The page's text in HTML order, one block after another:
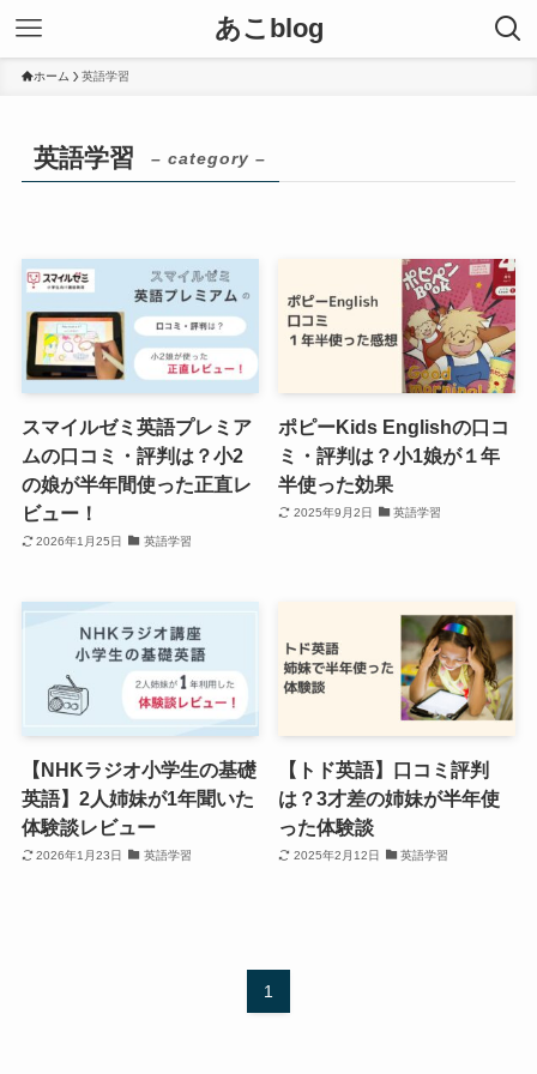
あこblog
ホーム 英語学習
英語学習 – category –
スマイルゼミ英語プレミア
ムの口コミ・評判は？小2
の娘が半年間使った正直レ
ビュー！
2026年1月25日 英語学習
ポピーKids Englishの口コ
ミ・評判は？小1娘が１年
半使った効果
2025年9月2日 英語学習
【NHKラジオ小学生の基礎
英語】2人姉妹が1年聞いた
体験談レビュー
2026年1月23日 英語学習
【トド英語】口コミ評判
は？3才差の姉妹が半年使
った体験談
2025年2月12日 英語学習
1